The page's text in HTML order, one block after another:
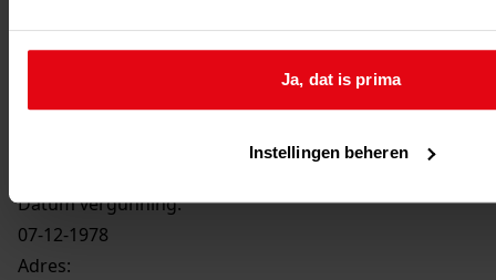
Ja, dat is prima
Instellingen beheren
1005Uitbreiding van de woning, 07-12-1978
07-12-1978
Datum vergunning:
07-12-1978
Adres: